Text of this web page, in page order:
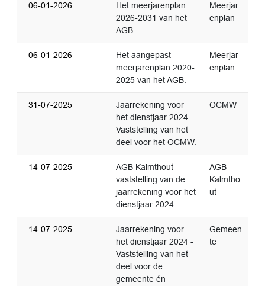
06-01-2026
Het meerjarenplan
2026-2031 van het
AGB.
Meerjar
enplan
06-01-2026
Het aangepast
meerjarenplan 2020-
2025 van het AGB.
Meerjar
enplan
31-07-2025
Jaarrekening voor
het dienstjaar 2024 -
Vaststelling van het
deel voor het OCMW.
OCMW
14-07-2025
AGB Kalmthout -
vaststelling van de
jaarrekening voor het
dienstjaar 2024.
AGB
Kalmtho
ut
14-07-2025
Jaarrekening voor
het dienstjaar 2024 -
Vaststelling van het
deel voor de
gemeente én
Gemeen
te